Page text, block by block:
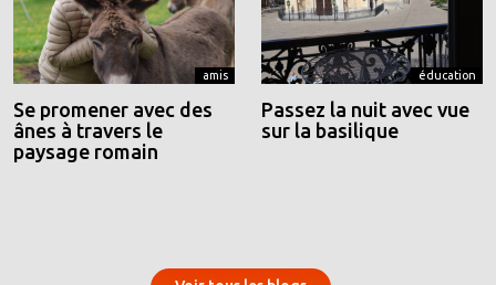
amis
Se promener avec des
ânes à travers le
paysage romain
éducation
Passez la nuit avec vue
sur la basilique